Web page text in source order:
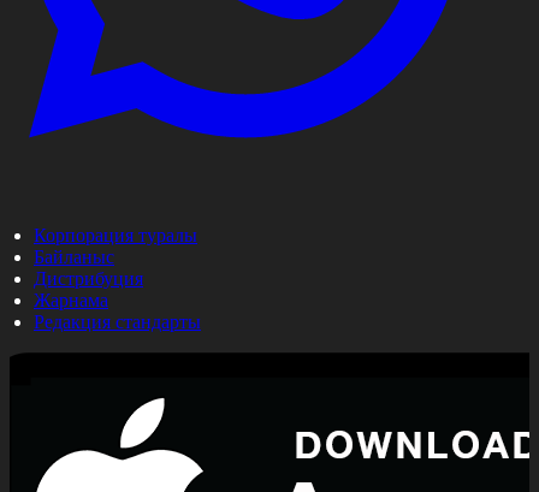
Корпорация туралы
Байланыс
Дистрибуция
Жарнама
Редакция стандарты